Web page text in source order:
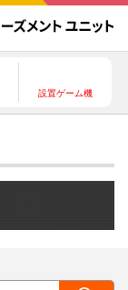
設置ゲーム機